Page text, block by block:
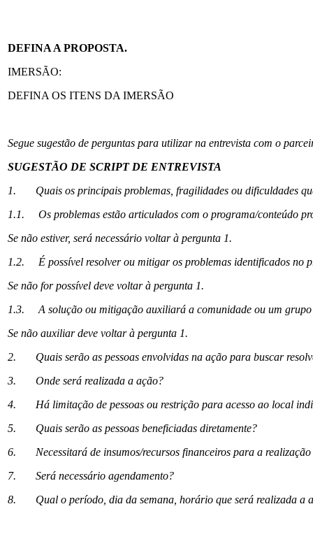
DEFINA A PROPOSTA.
IMERSÃO:
DEFINA OS ITENS DA IMERSÃO
Segue sugestão de perguntas para utilizar na entrevista com o
SUGESTÃO DE SCRIPT DE ENTREVISTA
1. Quais os principais problemas, fragilidades ou dificuldades
1.1. Os problemas estão articulados com o programa/conteúdo
Se não estiver, será necessário voltar à pergunta 1.
1.2. É possível resolver ou mitigar os problemas identificados no
Se não for possível deve voltar à pergunta 1.
1.3. A solução ou mitigação auxiliará a comunidade ou um grupo
Se não auxiliar deve voltar à pergunta 1.
2. Quais serão as pessoas envolvidas na ação para buscar
3. Onde será realizada a ação?
4. Há limitação de pessoas ou restrição para acesso ao local
5. Quais serão as pessoas beneficiadas diretamente?
6. Necessitará de insumos/recursos financeiros para a realização
7. Será necessário agendamento?
8. Qual o período, dia da semana, horário que será realizada a